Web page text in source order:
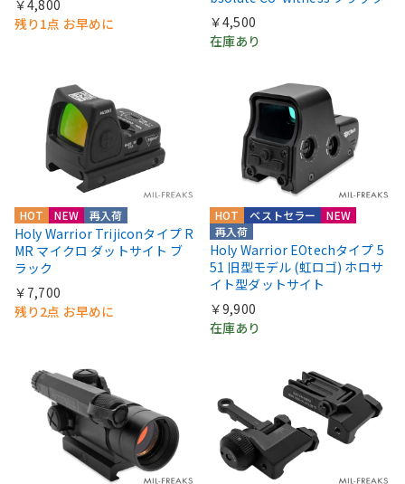
￥4,800
残り1点 お早めに
￥4,500
在庫あり
HOT NEW 再入荷
Holy Warrior Trijiconタイプ R
MR マイクロ ダットサイト ブ
ラック
￥7,700
残り2点 お早めに
HOT
NEW
再入荷
ベストセラー
Holy Warrior EOtechタイプ 5
51 旧型モデル (虹ロゴ) ホロサ
イト型ダットサイト
￥9,900
在庫あり